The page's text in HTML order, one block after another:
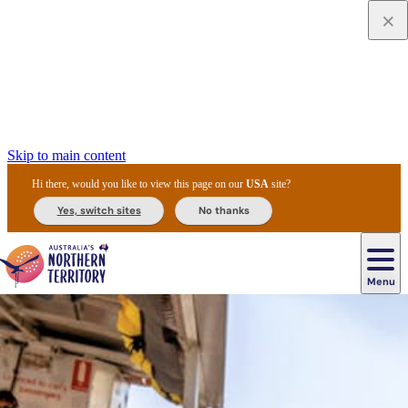
Skip to main content
Hi there, would you like to view this page on ourUSA site?
Yes, switch sites No thanks
Menu
Navigazione
principale
Darwin
Alice
Springs
Uluru
Ayers
Rock
Kakadu
National
Park
Parco
nazionale
di
Kings
Canyon
&
Watarrka
National
Cultura
aborigena
Gastronomia
Festival,
manifestazioni
Attività
all'aperto
Natura
e
Storia
e
Sistemazione
alberghiera
Tour
con
guida
Noleggio
e
trasporti
Offerte
e
promozioni